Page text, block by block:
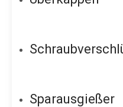
Sparausgießer